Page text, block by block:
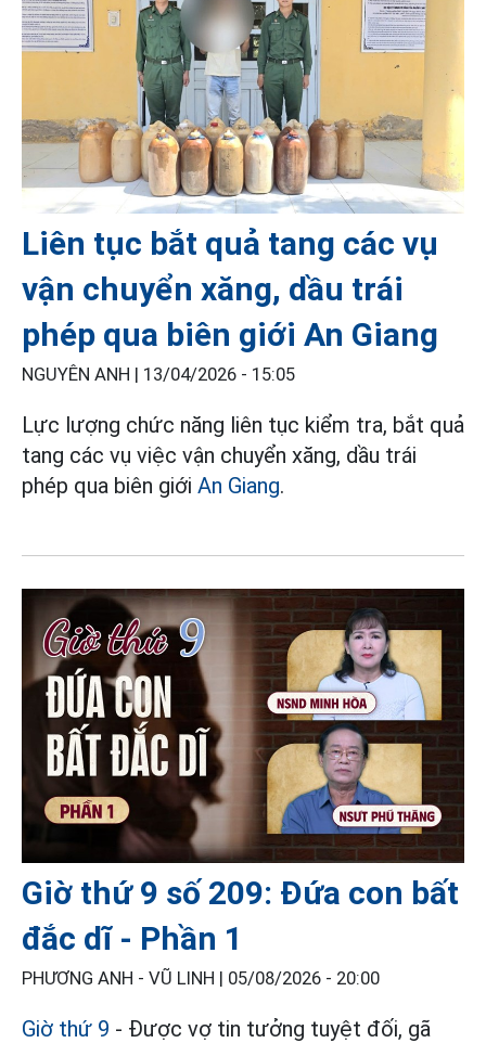
Liên tục bắt quả tang các vụ
vận chuyển xăng, dầu trái
phép qua biên giới An Giang
NGUYÊN ANH | 13/04/2026 - 15:05
Lực lượng chức năng liên tục kiểm tra, bắt quả
tang các vụ việc vận chuyển xăng, dầu trái
phép qua biên giới An Giang.
Giờ thứ 9 số 209: Đứa con bất
đắc dĩ - Phần 1
PHƯƠNG ANH - VŨ LINH | 05/08/2026 - 20:00
Giờ thứ 9 - Được vợ tin tưởng tuyệt đối, gã